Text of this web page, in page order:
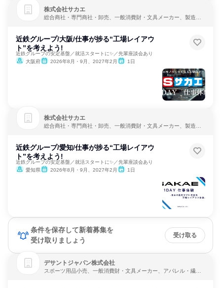
株式会社サカエ
総合商社・専門商社・卸売、一般消費財・文具メーカー、製造・
近鉄グループ/大阪/仕事が捗る“工場レイアウ
ト”を考えよう!
近鉄グループの安定基盤／就活スタートに✨／先輩座談会あり
大阪府
2026年8月・9月、2027年2月 1日
株式会社サカエ
総合商社・専門商社・卸売、一般消費財・文具メーカー、製造・
近鉄グループ/愛知/仕事が捗る“工場レイアウ
ト”を考えよう!
近鉄グループの安定基盤／就活スタートに✨／先輩座談会あり
愛知県
2026年8月・9月、2027年2月 1日
条件を保存して新着募集を
受け取りましょう
受け取る
デサントジャパン株式会社
スポーツ用品小売、一般消費財・文具メーカー、アパレル・繊